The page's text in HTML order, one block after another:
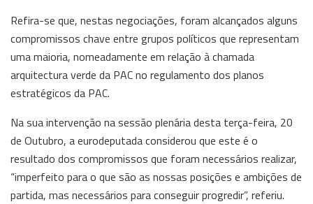
Refira-se que, nestas negociações, foram alcançados alguns
compromissos chave entre grupos políticos que representam
uma maioria, nomeadamente em relação à chamada
arquitectura verde da PAC no regulamento dos planos
estratégicos da PAC.
Na sua intervenção na sessão plenária desta terça-feira, 20
de Outubro, a eurodeputada considerou que este é o
resultado dos compromissos que foram necessários realizar,
“imperfeito para o que são as nossas posições e ambições de
partida, mas necessários para conseguir progredir”, referiu.